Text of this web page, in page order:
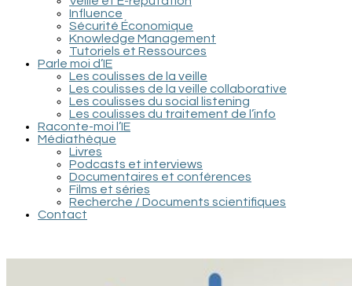
Influence
Sécurité Économique
Knowledge Management
Tutoriels et Ressources
Parle moi d’IE
Les coulisses de la veille
Les coulisses de la veille collaborative
Les coulisses du social listening
Les coulisses du traitement de l’info
Raconte-moi l’IE
Médiathèque
Livres
Podcasts et interviews
Documentaires et conférences
Films et séries
Recherche / Documents scientifiques
Contact